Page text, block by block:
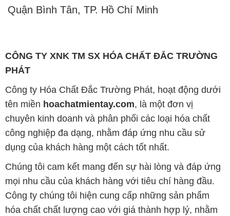
Quận Bình Tân, TP. Hồ Chí Minh
CÔNG TY XNK TM SX HÓA CHẤT ĐẮC TRƯỜNG
PHÁT
Công ty Hóa Chất Đắc Trường Phát, hoạt động dưới
tên miền hoachatmientay.com, là một đơn vị
chuyên kinh doanh và phân phối các loại hóa chất
công nghiệp đa dạng, nhằm đáp ứng nhu cầu sử
dụng của khách hàng một cách tốt nhất.
Chúng tôi cam kết mang đến sự hài lòng và đáp ứng
mọi nhu cầu của khách hàng với tiêu chí hàng đầu.
Công ty chúng tôi hiện cung cấp những sản phẩm
hóa chất chất lượng cao với giá thành hợp lý, nhằm